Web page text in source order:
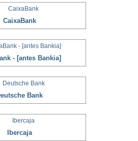
CaixaBank
- [antes Bankia]
Bank
Ibercaja